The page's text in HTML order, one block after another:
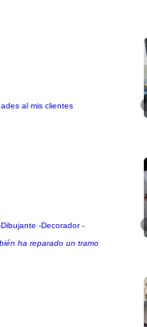
al mis clientes
-Decorador -
ha reparado un tramo